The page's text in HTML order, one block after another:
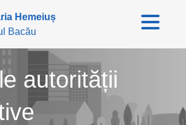
Hemeiuș
Bacău
autorității